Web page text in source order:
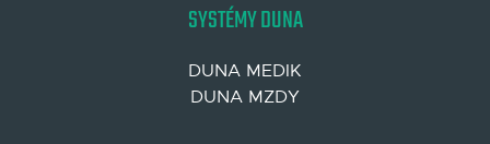
SYSTÉMY DUNA
DUNA MEDIK
DUNA MZDY